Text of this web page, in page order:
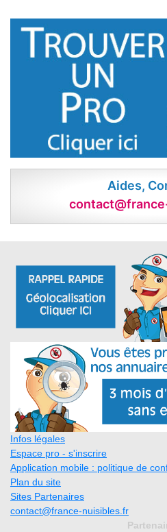
Aides,
Infos légales
Espace pro - s'inscrire
Application mobile : politique de
Plan du site
Sites Partenaires
contact@france-nuisibles.fr